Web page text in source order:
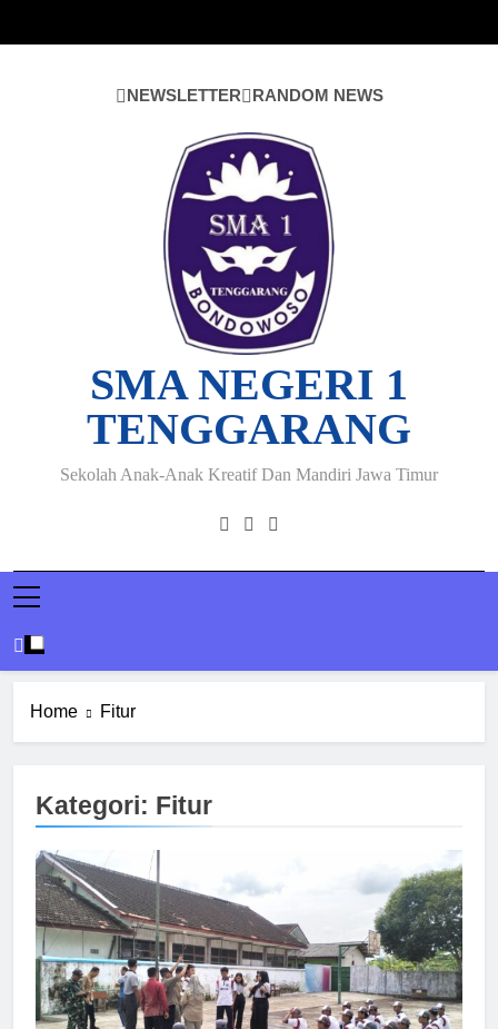
NEWSLETTER
RANDOM NEWS
SMA NEGERI 1
TENGGARANG
Sekolah Anak-Anak Kreatif Dan Mandiri Jawa Timur
Home Fitur
Kategori: Fitur